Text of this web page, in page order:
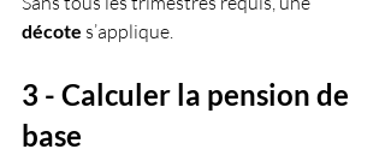
décote s’applique.
3 - Calculer la pension de
base